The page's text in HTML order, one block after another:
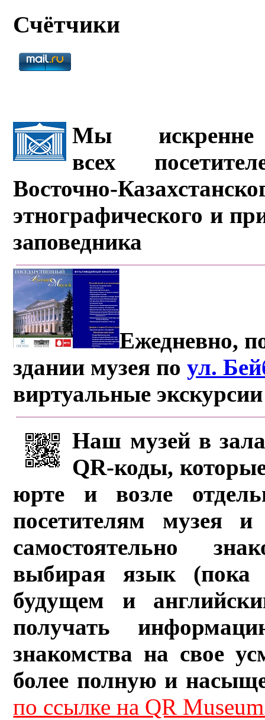
Счётчики
Мы искренне
всех
Восточно-
этнографического и
заповедника
Ежедневно,
здании музея поул.
виртуальные
Наш музей в
QR-коды,
юрте и возле
посетителям музея и
самостоятельно
выбирая язык (пока
будущем и
получать
знакомства на свое
более полную и
по ссылке на QR